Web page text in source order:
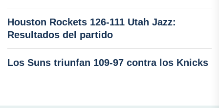
Houston Rockets 126-111 Utah Jazz:
Resultados del partido
Los Suns triunfan 109-97 contra los Knicks